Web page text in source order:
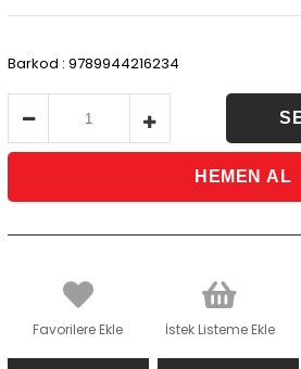
Barkod : 9789944216234
Favorilere Ekle İstek Listeme Ekle